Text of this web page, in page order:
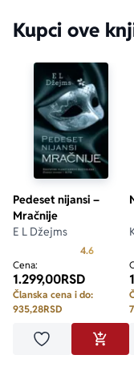
Kupci ove
Pedeset nijansi –
Mračnije
E L Džejms
4.6
Cena:
1.299,00RSD
Članska cena i do:
935,28RSD
Dodaj u omiljene